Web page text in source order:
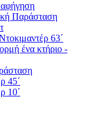
αφήγηση
Παράσταση
63΄
ένα κτήριο -
45΄
10΄